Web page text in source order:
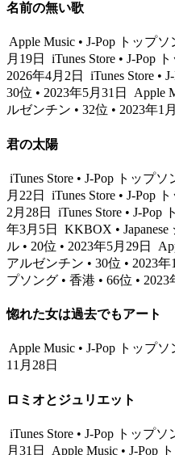
名前の無い歌
Apple Music • J-Pop トップ
月19日
iTunes Store • J-Pop
2026年4月2日
iTunes Store •
30位 • 2023年5月31日
Apple
ルゼンチン • 32位 • 2023年1
君の太陽
iTunes Store • J-Pop トップ
月22日
iTunes Store • J-Pop
2月28日
iTunes Store • J-Pop
年3月5日
KKBOX •
ル • 20位 • 2023年5月29日
アルゼンチン • 30位 • 2023年
プソング • 香港 • 66位 • 2023
惚れた女は過去でもアート
Apple Music • J-Pop トップ
11月28日
ロミオとジュリエット
iTunes Store • J-Pop トップ
月31日
Apple Music • J-Pop